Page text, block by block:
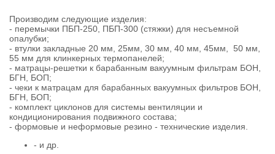
Производим следующие изделия:
- перемычки ПБП-250, ПБП-300 (стяжки) для несъемной
опалубки;
- втулки закладные 20 мм, 25мм, 30 мм, 40 мм, 45мм, 50 мм,
55 мм для клинкерных термопанелей;
- матрацы-решетки к барабанным вакуумным фильтрам БОН,
БГН, БОП;
- чеки к матрацам для барабанных вакуумных фильтров БОН,
БГН, БОП;
- комплект циклонов для системы вентиляции и
кондиционирования подвижного состава;
- формовые и неформовые резино - технические изделия.
- и др.